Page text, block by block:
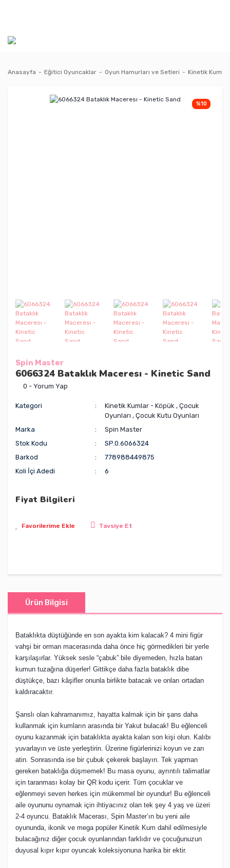
Anasayfa Eğitici Oyuncaklar Oyun Hamurları ve Setleri Kinetik
%10
Spin Master
6066324 Bataklık Maceresı - Kinetic Sand
0 - Yorum Yap
Kategori Kinetik Kumlar - Köpük ,Çocuk
Oyunları ,Çocuk Kutu Oyunları
Marka
Spin Master
Stok Kodu
SP.0.6066324
Barkod
778988449875
Koli İçi Adedi
6
Fiyat Bilgileri
Tavsiye Et
Ürün Bilgisi
Bataklıkta düştüğünde en son ayakta kim kalacak? 4 mini figür
vahşi bir orman macerasında daha önce hiç görmedikleri bir yerle
karşılaşırlar. Yüksek sesle “çabuk” bile diyemeden, hızla batan
kumun tuzağına düşerler! Gittikçe daha fazla bataklık dibe
düştükçe, bazı kâşifler onunla birlikte batacak ve onları ortadan
kaldıracaktır.
Şanslı olan kahramanımız, hayatta kalmak için bir şans daha
kullanmak için kumların arasında bir Yakut bulacak! Bu eğlenceli
oyunu kazanmak için bataklıkta ayakta kalan son kişi olun. Kalıbı
yuvarlayın ve üste yerleştirin. Üzerine figürlerinizi koyun ve zarı
atin. Sonrasında ise bir çubuk çekerek başlayın. Tek yapman
gereken bataklığa düşmemek! Bu masa oyunu, ayrıntılı talimatlar
için taranması kolay bir QR kodu içerir. Tüm çocuklar ve
eğlenmeyi seven herkes için mükemmel bir oyundur! Bu eğlenceli
aile oyununu oynamak için ihtiyacınız olan tek şey 4 yaş ve üzeri
2-4 oyuncu. Bataklık Macerası, Spin Master’ın bu yeni aile
oyununda, ikonik ve mega popüler Kinetik Kum dahil edilmesiyle
bulacağınız diğer çocuk oyunlarından farklıdır ve çocuğunuzun
duyusal kıpır kıpır oyuncak koleksiyonuna harika bir ektir.